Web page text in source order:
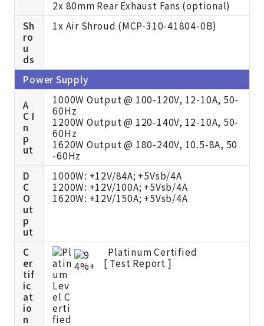
2x 80mm Rear Exhaust Fans (optional)
Sh
ro
u
ds
1x Air Shroud (MCP-310-41804-0B)
Power Supply
A
C I
n
p
ut
1000W Output @ 100-120V, 12-10A, 50-
60Hz
1200W Output @ 120-140V, 12-10A, 50-
60Hz
1620W Output @ 180-240V, 10.5-8A, 50
-60Hz
D
C
O
ut
p
ut
1000W: +12V/84A; +5Vsb/4A
1200W: +12V/100A; +5Vsb/4A
1620W: +12V/150A; +5Vsb/4A
C
er
tif
ic
at
io
n
Platinum Certified
[ Test Report ]